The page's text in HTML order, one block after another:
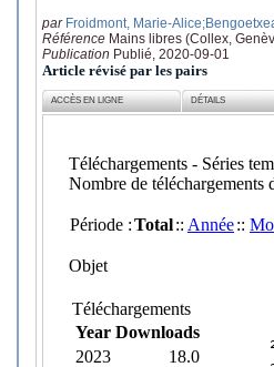
par Froidmont, Marie-Alice
Référence Mains libres (Collex,
Publication Publié, 2020-09-01
Article révisé par les pairs
ACCÈS EN LIGNE DÉTAILS